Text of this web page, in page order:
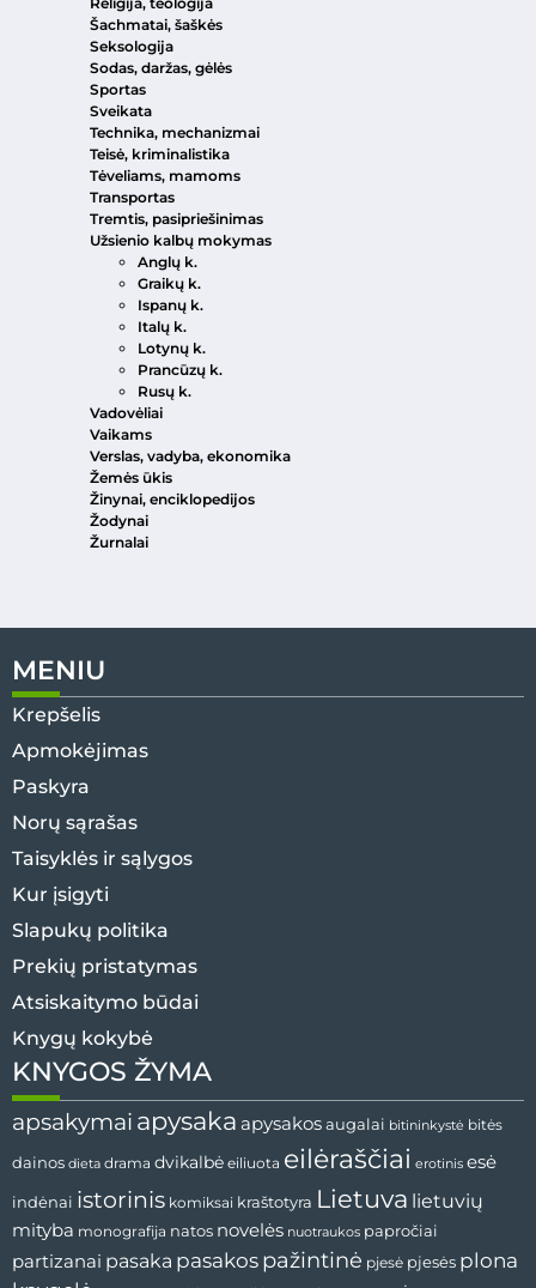
Šachmatai, šaškės
Seksologija
Sodas, daržas, gėlės
Sportas
Sveikata
Technika, mechanizmai
Teisė, kriminalistika
Tėveliams, mamoms
Transportas
Tremtis, pasipriešinimas
Užsienio kalbų mokymas
Anglų k.
Graikų k.
Ispanų k.
Italų k.
Lotynų k.
Prancūzų k.
Rusų k.
Vadovėliai
Vaikams
Verslas, vadyba, ekonomika
Žemės ūkis
Žinynai, enciklopedijos
Žodynai
Žurnalai
MENIU
Krepšelis
Apmokėjimas
Paskyra
Norų sąrašas
Taisyklės ir sąlygos
Kur įsigyti
Slapukų politika
Prekių pristatymas
Atsiskaitymo būdai
Knygų kokybė
KNYGOS ŽYMA
apsakymai apysaka apysakos augalai bitininkystė bitės
dainos dieta drama dvikalbė eiliuota eilėraščiai erotinis esė
indėnai istorinis komiksai kraštotyra Lietuva lietuvių
mityba monografija natos novelės nuotraukos papročiai
partizanai pasaka pasakos pažintinė pjesė pjesės plona